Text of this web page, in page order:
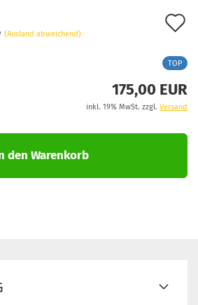
(Ausland abweichend)
TOP
175,00 EUR
inkl. 19% MwSt. zzgl. Versand
den Warenkorb